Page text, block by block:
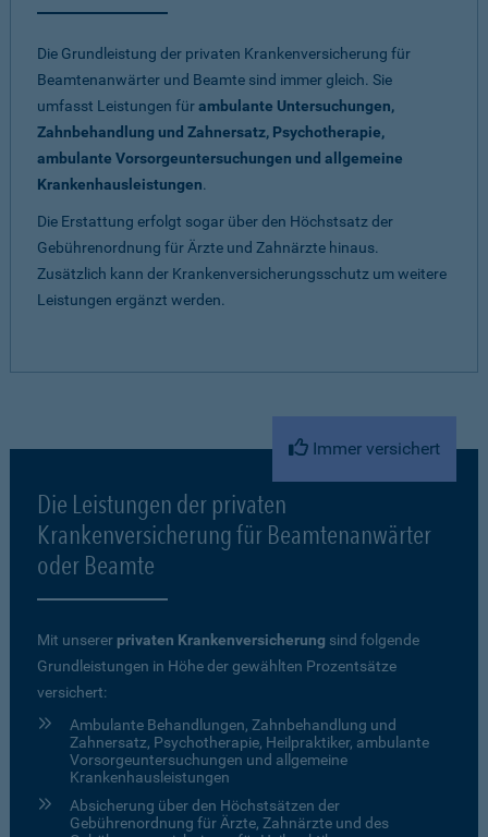
Die Grundleistung der privaten Krankenversicherung für
Beamtenanwärter und Beamte sind immer gleich. Sie
umfasst Leistungen fürambulante Untersuchungen,
Zahnbehandlung und Zahnersatz, Psychotherapie,
ambulante Vorsorgeuntersuchungen und allgemeine
Krankenhausleistungen.
Die Erstattung erfolgt sogar über den Höchstsatz der
Gebührenordnung für Ärzte und Zahnärzte hinaus.
Zusätzlich kann der Krankenversicherungsschutz um weitere
Leistungen ergänzt werden.
Immer versichert
Die Leistungen der privaten
Krankenversicherung für Beamtenanwärter
oder Beamte
Mit unserer privaten Krankenversicherung sind folgende
Grundleistungen in Höhe der gewählten Prozentsätze
versichert:
Ambulante Behandlungen, Zahnbehandlung und
Zahnersatz, Psychotherapie, Heilpraktiker, ambulante
Vorsorgeuntersuchungen und allgemeine
Krankenhausleistungen
Absicherung über den Höchstsätzen der
Gebührenordnung für Ärzte, Zahnärzte und des